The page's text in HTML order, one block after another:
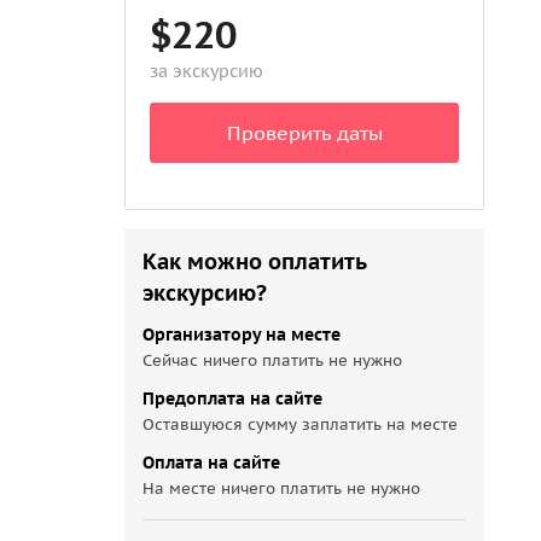
$220
за экскурсию
Проверить даты
Как можно оплатить
экскурсию?
Организатору на месте
Сейчас ничего платить не нужно
Предоплата на сайте
Оставшуюся сумму заплатить на месте
Оплата на сайте
На месте ничего платить не нужно